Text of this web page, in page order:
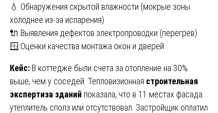
💧 Обнаружения скрытой влажности (мокрые зоны
холоднее из-за испарения)
🔌 Выявления дефектов электропроводки (перегрев)
🪟 Оценки качества монтажа окон и дверей
Кейс: В коттедже были счета за отопление на 30%
выше, чем у соседей. Тепловизионная строительная
экспертиза зданий показала, что в 11 местах фасада
утеплитель сполз или отсутствовал. Застройщик оплатил